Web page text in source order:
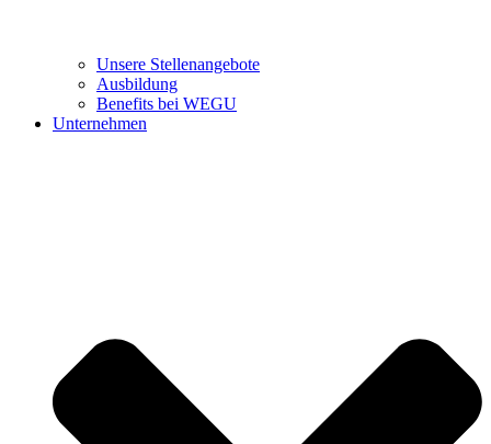
Unsere Stellenangebote
Ausbildung
Benefits bei WEGU
Unternehmen